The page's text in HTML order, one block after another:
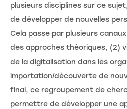
plusieurs disciplines sur ce
de développer de nouvelles
Cela passe par plusieurs
des approches théoriques, (2)
de la digitalisation dans les
importation/découverte de
final, ce regroupement de
permettre de développer une